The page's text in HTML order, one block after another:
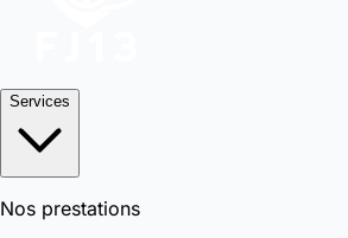
Services
Nos prestations